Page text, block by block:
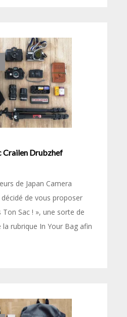
Crailen Drubzhef
de Japan Camera
de vous proposer
Sac ! », une sorte de
rubrique In Your Bag afin